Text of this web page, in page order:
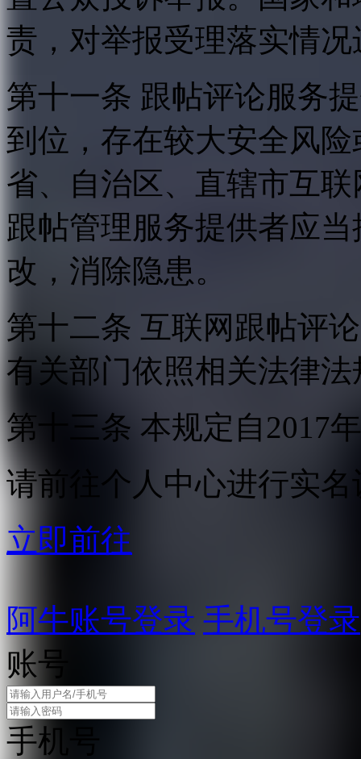
责，对举报受理落实情
第十一条 跟帖评论服务
到位，存在较大安全风
省、自治区、直辖市互
跟帖管理服务提供者应
改，消除隐患。
第十二条 互联网跟帖评
有关部门依照相关法律
第十三条 本规定自2017
请前往个人中心进行实名
立即前往
阿牛账号登录 手机号登录
账号
手机号